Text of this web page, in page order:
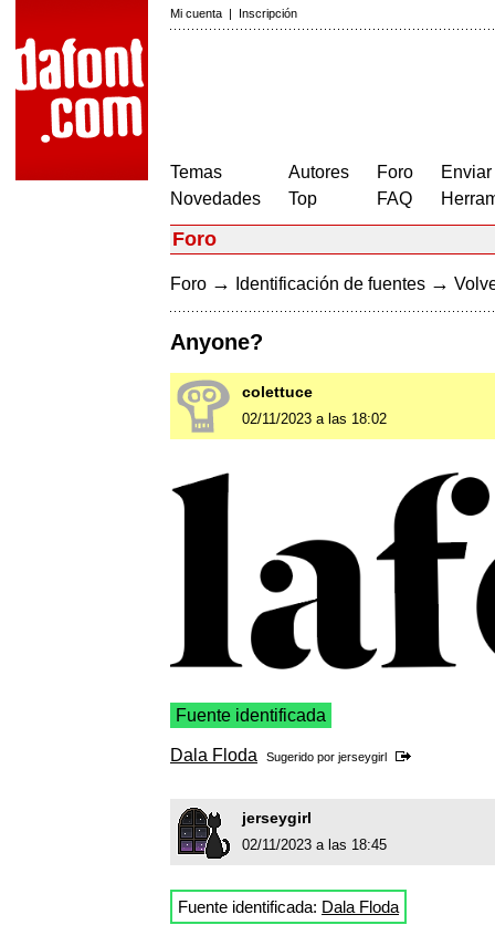
Mi cuenta | Inscripción
Temas
Novedades
Autores
Top
Foro
FAQ
Foro
Foro → Identificación de fuentes →
Anyone?
colettuce
02/11/2023 a las 18:02
Fuente identificada
Dala Floda Sugerido por jerseygirl
jerseygirl
02/11/2023 a las 18:45
Fuente identificada: Dala Floda